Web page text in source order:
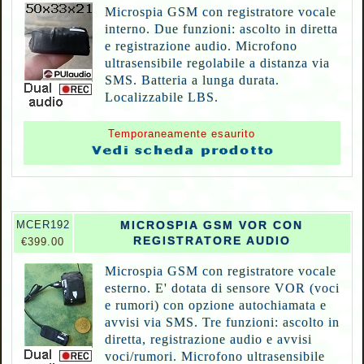
Microspia GSM con registratore vocale
interno. Due funzioni: ascolto in diretta
e registrazione audio. Microfono
ultrasensibile regolabile a distanza via
SMS. Batteria a lunga durata.
Localizzabile LBS.
Temporaneamente esaurito
MCER192
€399.00
MICROSPIA GSM VOR CON
REGISTRATORE AUDIO
Microspia GSM con registratore vocale
esterno. E' dotata di sensore VOR (voci
e rumori) con opzione autochiamata e
avvisi via SMS. Tre funzioni: ascolto in
diretta, registrazione audio e avvisi
voci/rumori. Microfono ultrasensibile